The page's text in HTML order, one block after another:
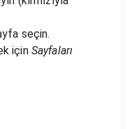
seçin.
için Sayfaları